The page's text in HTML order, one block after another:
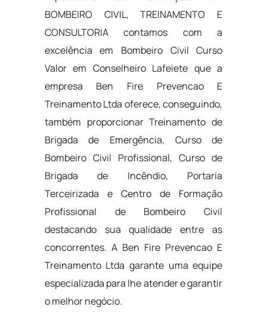
BOMBEIRO CIVIL, TREINAMENTO E
CONSULTORIA contamos com a
excelência em Bombeiro Civil Curso
Valor em Conselheiro Lafeiete que a
empresa Ben Fire Prevencao E
Treinamento Ltda oferece, conseguindo,
também proporcionar Treinamento de
Brigada de Emergência, Curso de
Bombeiro Civil Profissional, Curso de
Brigada de Incêndio, Portaria
Terceirizada e Centro de Formação
Profissional de Bombeiro Civil
destacando sua qualidade entre as
concorrentes. A Ben Fire Prevencao E
Treinamento Ltda garante uma equipe
especializada para lhe atender e garantir
o melhor negócio.